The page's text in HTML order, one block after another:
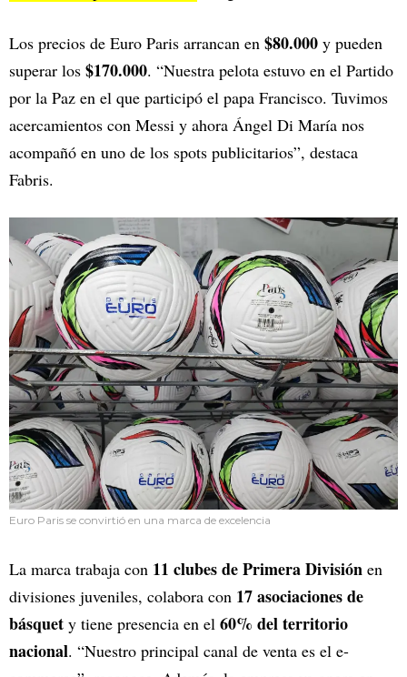
Los precios de Euro Paris arrancan en $80.000 y pueden
superar los $170.000. “Nuestra pelota estuvo en el Partido
por la Paz en el que participó el papa Francisco. Tuvimos
acercamientos con Messi y ahora Ángel Di María nos
acompañó en uno de los spots publicitarios”, destaca
Fabris.
Euro Paris se convirtió en una marca de excelencia
La marca trabaja con 11 clubes de Primera División en
divisiones juveniles, colabora con 17 asociaciones de
básquet y tiene presencia en el 60% del territorio
nacional. “Nuestro principal canal de venta es el e-